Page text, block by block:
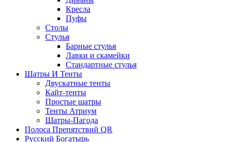
Кресла
Пуфы
Столы
Стулья
Барные стулья
Лавки и скамейки
Стандартные стулья
Шатры И Тенты
Двускатные тенты
Кайт-тенты
Простые шатры
Тенты Атриум
Шатры-Пагода
Полоса Препятствий QR
Русский Богатырь